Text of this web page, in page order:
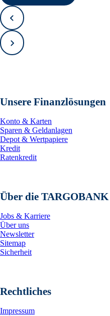
Zurück
Vorwärts
Unsere Finanzlösungen
Konto & Karten
Sparen & Geldanlagen
Depot & Wertpapiere
Kredit
Ratenkredit
Über die TARGOBANK
Jobs & Karriere
Über uns
Newsletter
Sitemap
Sicherheit
Rechtliches
Impressum